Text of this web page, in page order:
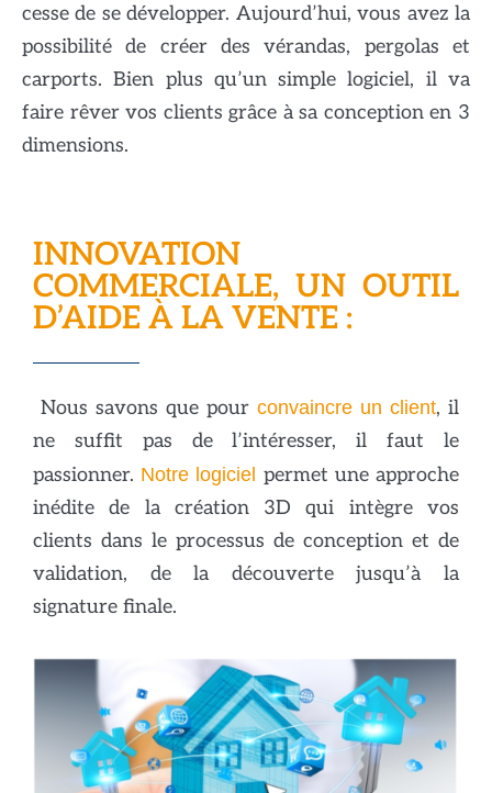
cesse de se développer. Aujourd’hui, vous avez la
possibilité de créer des vérandas, pergolas et
carports. Bien plus qu’un simple logiciel, il va
faire rêver vos clients grâce à sa conception en 3
dimensions.
INNOVATION
COMMERCIALE, UN OUTIL
D’AIDE À LA VENTE :
Nous savons que pour convaincre un client, il
ne suffit pas de l’intéresser, il faut le
passionner. Notre logiciel permet une approche
inédite de la création 3D qui intègre vos
clients dans le processus de conception et de
validation, de la découverte jusqu’à la
signature finale.